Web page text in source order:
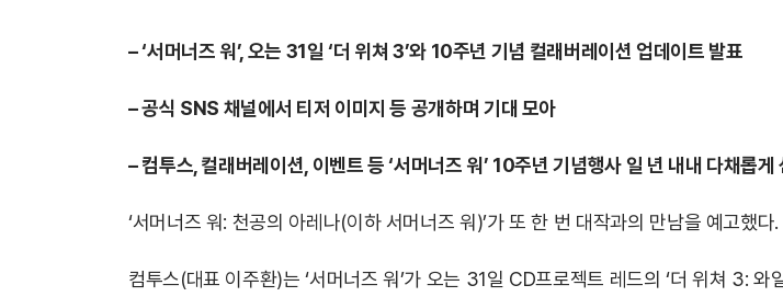
– ‘서머너즈 워’, 오는 31일 ‘더 위쳐 3’와 10주년 기념 컬래버레이션 업데이트 발표
– 공식 SNS 채널에서 티저 이미지 등 공개하며 기대 모아
– 컴투스, 컬래버레이션, 이벤트 등 ‘서머너즈 워’ 10주년 기념행사 일 년 내내 다채롭게
‘서머너즈 워: 천공의 아레나(이하 서머너즈 워)’가 또 한 번 대작과의 만남을 예고했다.
컴투스(대표 이주환)는 ‘서머너즈 워’가 오는 31일 CD프로젝트 레드의 ‘더 위쳐 3: